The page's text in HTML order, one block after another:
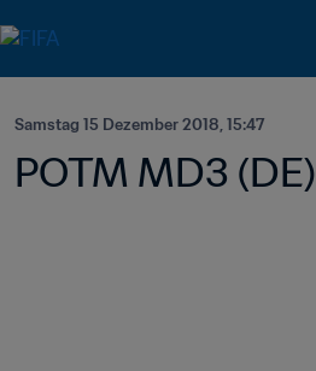
Samstag 15 Dezember 2018, 15:47
POTM MD3 (DE)